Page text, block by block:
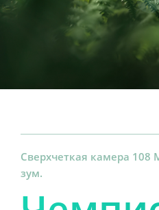
Сверхчеткая камера 108
зум.